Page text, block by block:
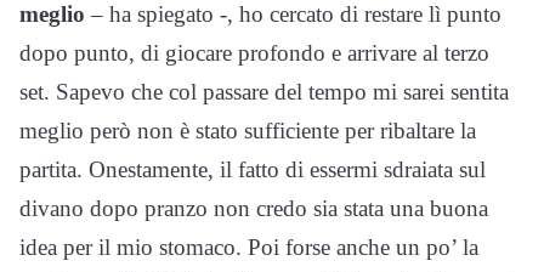
meglio – ha spiegato -, ho cercato di restare lì punto
dopo punto, di giocare profondo e arrivare al terzo
set. Sapevo che col passare del tempo mi sarei sentita
meglio però non è stato sufficiente per ribaltare la
partita. Onestamente, il fatto di essermi sdraiata sul
divano dopo pranzo non credo sia stata una buona
idea per il mio stomaco. Poi forse anche un po’ la